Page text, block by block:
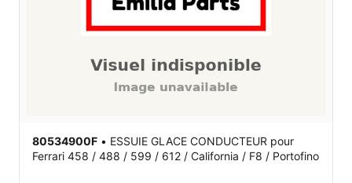
80534900F • ESSUIE GLACE CONDUCTEUR pour
Ferrari 458 / 488 / 599 / 612 / California / F8 / Portofino